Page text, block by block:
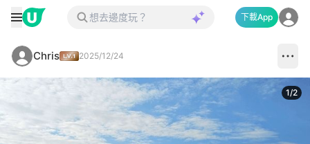
下載App
Chris 2025/12/24
1/2